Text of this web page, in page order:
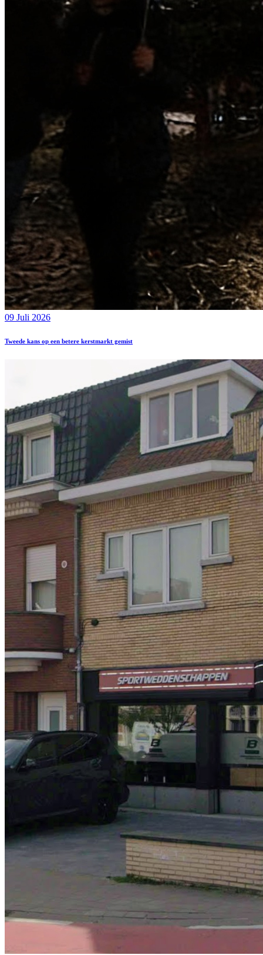
09 Juli 2026
Tweede kans op een betere kerstmarkt gemist